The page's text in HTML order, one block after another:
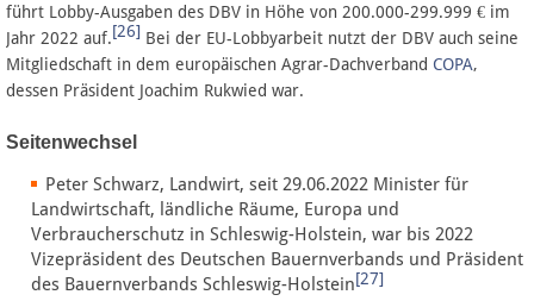
führt Lobby-Ausgaben des DBV in Höhe von 200.000-299.999 € im
Jahr 2022 auf.[26] Bei der EU-Lobbyarbeit nutzt der DBV auch seine
Mitgliedschaft in dem europäischen Agrar-Dachverband COPA,
dessen Präsident Joachim Rukwied war.
Seitenwechsel
Peter Schwarz, Landwirt, seit 29.06.2022 Minister für
Landwirtschaft, ländliche Räume, Europa und
Verbraucherschutz in Schleswig-Holstein, war bis 2022
Vizepräsident des Deutschen Bauernverbands und Präsident
des Bauernverbands Schleswig-Holstein[27]